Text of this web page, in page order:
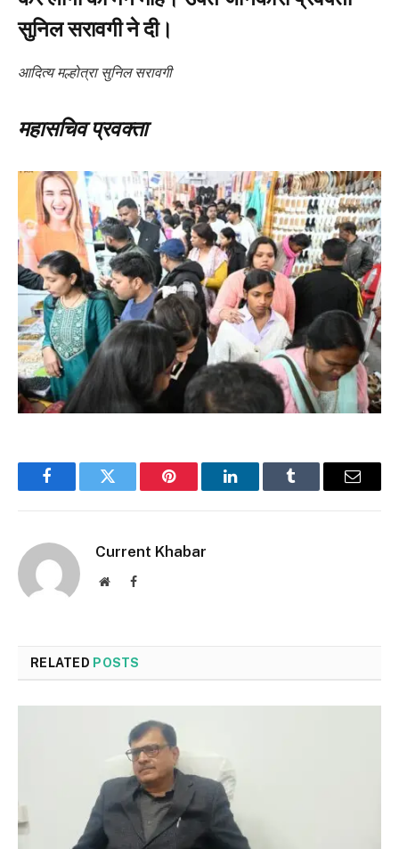
सुनिल सरावगी ने दी।
आदित्य मल्होत्रा सुनिल सरावगी
महासचिव प्रवक्ता
FacebookTwitter Pinterest LinkedInTumblr Email
Current Khabar
WebsiteFacebook
RELATED POSTS